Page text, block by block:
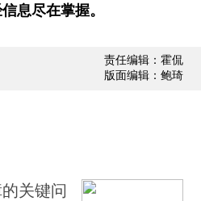
息尽在掌握。
责任编辑：霍侃
版面编辑：鲍琦
关键问